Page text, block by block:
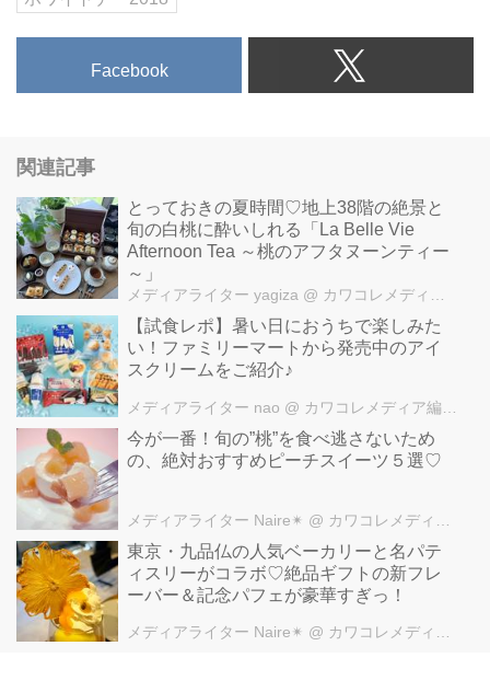
Facebook
関連記事
とっておきの夏時間♡地上38階の絶景と
旬の白桃に酔いしれる「La Belle Vie
Afternoon Tea ～桃のアフタヌーンティー
～」
メディアライター yagiza @ カワコレメディア編集部
【試食レポ】暑い日におうちで楽しみた
い！ファミリーマートから発売中のアイ
スクリームをご紹介♪
メディアライター nao @ カワコレメディア編集部
今が一番！旬の”桃”を食べ逃さないため
の、絶対おすすめピーチスイーツ５選♡
メディアライター Naire✴︎ @ カワコレメディア編集部
東京・九品仏の人気ベーカリーと名パテ
ィスリーがコラボ♡絶品ギフトの新フレ
ーバー＆記念パフェが豪華すぎっ！
メディアライター Naire✴︎ @ カワコレメディア編集部